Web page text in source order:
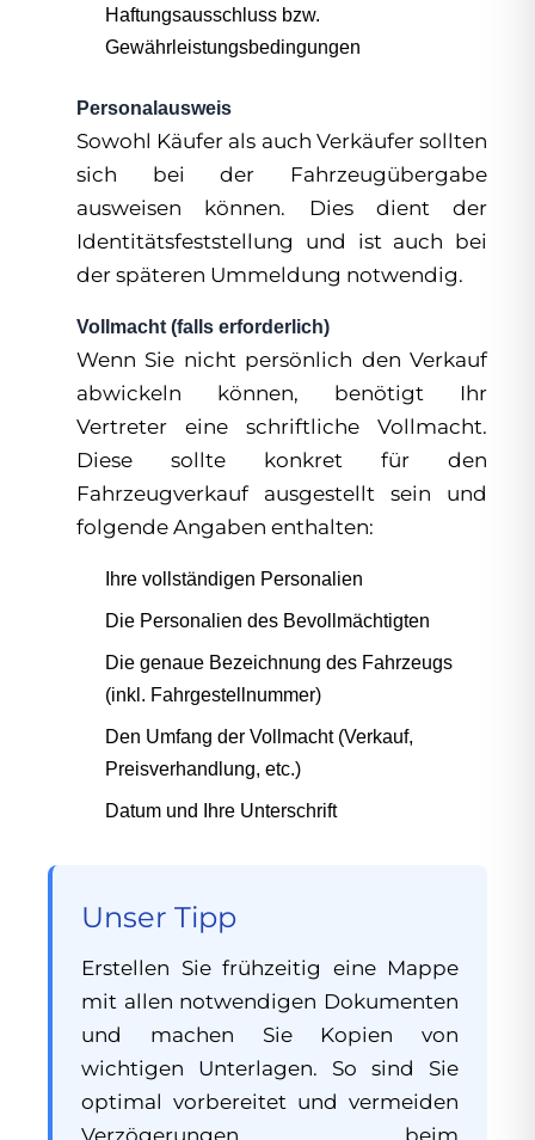
Haftungsausschluss bzw.
Gewährleistungsbedingungen
Personalausweis
Sowohl Käufer als auch Verkäufer sollten
sich bei der Fahrzeugübergabe
ausweisen können. Dies dient der
Identitätsfeststellung und ist auch bei
der späteren Ummeldung notwendig.
Vollmacht (falls erforderlich)
Wenn Sie nicht persönlich den Verkauf
abwickeln können, benötigt Ihr
Vertreter eine schriftliche Vollmacht.
Diese sollte konkret für den
Fahrzeugverkauf ausgestellt sein und
folgende Angaben enthalten:
Ihre vollständigen Personalien
Die Personalien des Bevollmächtigten
Die genaue Bezeichnung des Fahrzeugs
(inkl. Fahrgestellnummer)
Den Umfang der Vollmacht (Verkauf,
Preisverhandlung, etc.)
Datum und Ihre Unterschrift
Unser Tipp
Erstellen Sie frühzeitig eine Mappe
mit allen notwendigen Dokumenten
und machen Sie Kopien von
wichtigen Unterlagen. So sind Sie
optimal vorbereitet und vermeiden